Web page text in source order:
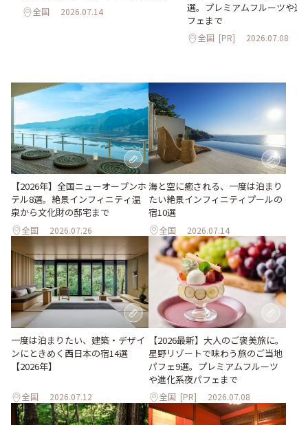
全国 2026.07.14
選。プレミアムフルーツや進
フェまで
全国 [PR] 2026.07.08
【2026年】全国ニューオープンホ
テル8選。絶景インフィニティ温
泉から文化財の邸宅まで
全国 2026.07.26
海と空に癒される、一度は泊まり
たい絶景インフィニティプールの
宿10選
全国 2026.07.14
一度は泊まりたい、建築・デザイ
ンにときめく西日本の宿14選
【2026年】
全国 2026.07.12
【2026最新】大人のご褒美旅に。
星野リゾートで味わう旅のご当地
パフェ9選。プレミアムフルーツ
や進化系夜パフェまで
全国 [PR] 2026.07.08